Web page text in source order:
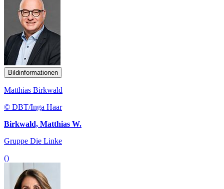
Bildinformationen
Matthias Birkwald
© DBT/Inga Haar
Birkwald, Matthias W.
Gruppe Die Linke
()